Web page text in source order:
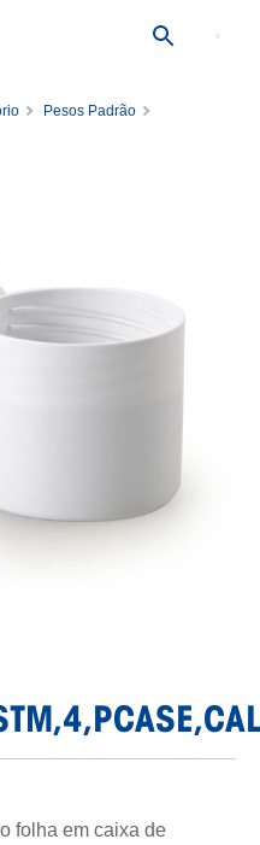
Pesos Padrão
folha em caixa de